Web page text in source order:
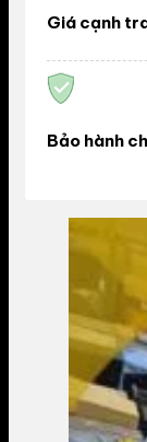
Giá cạnh
Bảo hành